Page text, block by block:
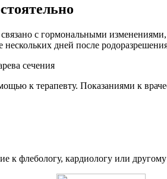
с гормональными
нескольких дней после
к терапевту. Показаниями к
к флебологу, кардиологу или